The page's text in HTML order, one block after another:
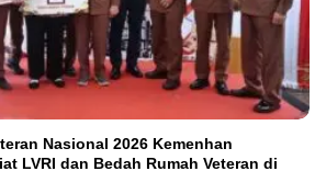
Nasional 2026 Kemenhan
LVRI dan Bedah Rumah Veteran di